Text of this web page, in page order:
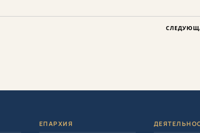
ЕПАРХИЯ